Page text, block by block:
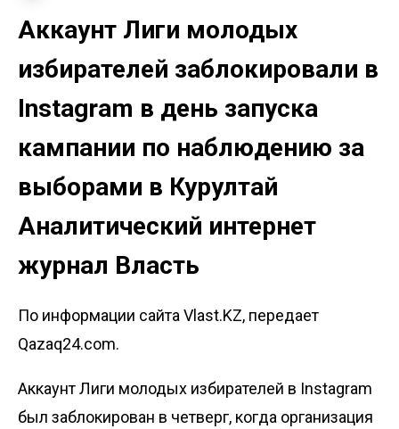
Аккаунт Лиги молодых
избирателей заблокировали в
Instagram в день запуска
кампании по наблюдению за
выборами в Курултай
Аналитический интернет
журнал Власть
По информации сайта Vlast.KZ, передает
Qazaq24.com.
Аккаунт Лиги молодых избирателей в Instagram
был заблокирован в четверг, когда организация